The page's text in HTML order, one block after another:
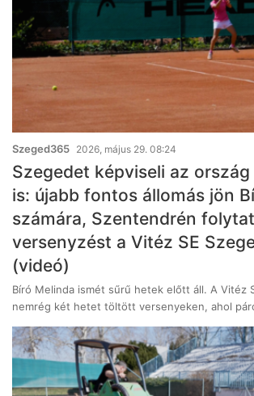
Szeged365 2026, május 29. 08:24
Szegedet képviseli az
is: újabb fontos állomás jön
számára, Szentendrén
versenyzést a Vitéz SE
(videó)
Bíró Melinda ismét sűrű hetek előtt áll. A Vitéz
nemrég két hetet töltött versenyeken, ahol